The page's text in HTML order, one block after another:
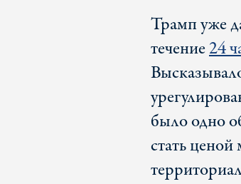
Трамп уже
течение24
было одно
стать